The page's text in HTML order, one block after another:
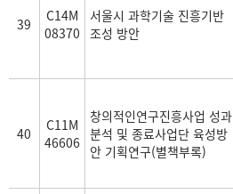
39
C14M
08370
서울시 과학기술 진흥기반
조성 방안
40
C11M
46606
창의적인연구진흥사업 성과
분석 및 종료사업단 육성방
안 기획연구(별책부록)